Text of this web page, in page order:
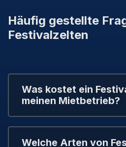
Häufig gestellte
Festivalzelten
Was kostet ein
meinen Mietbetrieb?
Welche Arten von